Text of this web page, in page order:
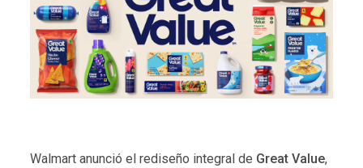
Walmart anunció el rediseño integral de Great Value,